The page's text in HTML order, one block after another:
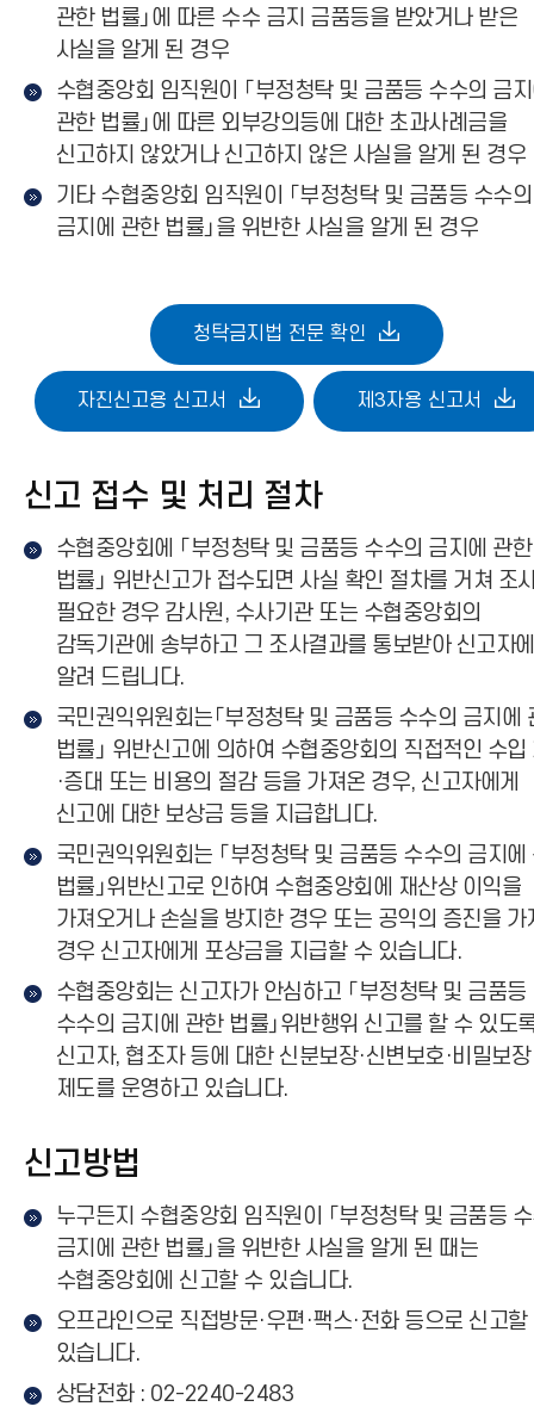
관한 법률」에 따른 수수 금지 금품등을 받았거나 받은
사실을 알게 된 경우
수협중앙회 임직원이 「부정청탁 및 금품등 수수의 금
관한 법률」에 따른 외부강의등에 대한 초과사례금을
신고하지 않았거나 신고하지 않은 사실을 알게 된 경우
기타 수협중앙회 임직원이 「부정청탁 및 금품등 수수의
금지에 관한 법률」을 위반한 사실을 알게 된 경우
청탁금지법 전문 확인
자진신고용 신고서 제3자용 신고서
신고 접수 및 처리 절차
수협중앙회에 「부정청탁 및 금품등 수수의 금지에 관한
법률」 위반신고가 접수되면 사실 확인 절차를 거쳐 조
필요한 경우 감사원, 수사기관 또는 수협중앙회의
감독기관에 송부하고 그 조사결과를 통보받아 신고자
알려 드립니다.
국민권익위원회는「부정청탁 및 금품등 수수의 금지에
법률」 위반신고에 의하여 수협중앙회의 직접적인 수입
·증대 또는 비용의 절감 등을 가져온 경우, 신고자에게
신고에 대한 보상금 등을 지급합니다.
국민권익위원회는 「부정청탁 및 금품등 수수의 금지에
법률」위반신고로 인하여 수협중앙회에 재산상 이익을
가져오거나 손실을 방지한 경우 또는 공익의 증진을 가
경우 신고자에게 포상금을 지급할 수 있습니다.
수협중앙회는 신고자가 안심하고 「부정청탁 및 금품등
수수의 금지에 관한 법률」위반행위 신고를 할 수 있도
신고자, 협조자 등에 대한 신분보장·신변보호·비밀보장
제도를 운영하고 있습니다.
신고방법
누구든지 수협중앙회 임직원이 「부정청탁 및 금품등
금지에 관한 법률」을 위반한 사실을 알게 된 때는
수협중앙회에 신고할 수 있습니다.
오프라인으로 직접방문·우편·팩스·전화 등으로 신고할
있습니다.
상담전화 : 02-2240-2483